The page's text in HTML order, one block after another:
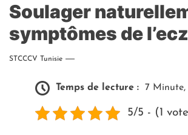
Soulager
symptômes de
STCCCV Tunisie
Temps de lecture : 7 Minute,
5/5 - (1